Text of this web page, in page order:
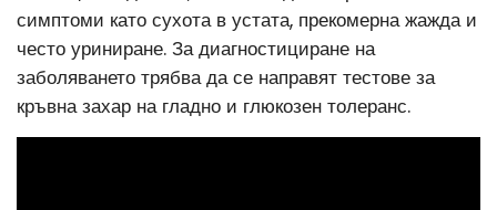
симптоми като сухота в устата, прекомерна жажда и
често уриниране. За диагностициране на
заболяването трябва да се направят тестове за
кръвна захар на гладно и глюкозен толеранс.